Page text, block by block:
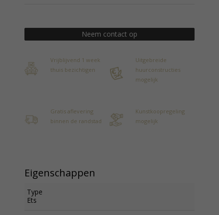
Neem contact op
Vrijblijvend 1 week
thuis bezichtigen
Uitgebreide
huurconstructies
mogelijk
Gratis aflevering
binnen de randstad
Kunstkoopregeling
mogelijk
Eigenschappen
Type
Ets